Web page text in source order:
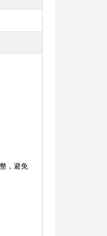
，避免